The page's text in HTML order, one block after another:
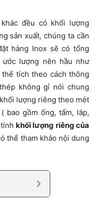
đều có khối lượng
sản xuất, chúng ta cần
hàng Inox sẽ có tổng
lượng nên hầu như
tích theo cách thông
không gỉ nói chung
lượng riêng theo mét
bao gồm ống, tấm, láp,
khối lượng riêng của
thể tham khảo nội dung